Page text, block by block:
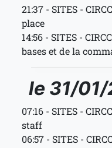
21:37 - SITES -
place
14:56 - SITES -
bases et de la
le 31/
07:16 - SITES -
staff
06:57 - SITES -